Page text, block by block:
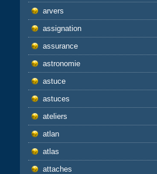
arvers
assignation
assurance
astronomie
astuce
astuces
ateliers
atlan
atlas
attaches